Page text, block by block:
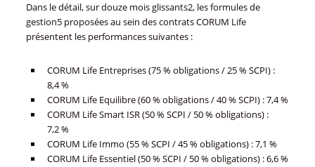
Dans le détail, sur douze mois glissants2, les formules de
gestion5 proposées au sein des contrats CORUM Life
présentent les performances suivantes :
CORUM Life Entreprises (75 % obligations / 25 % SCPI) :
8,4 %
CORUM Life Equilibre (60 % obligations / 40 % SCPI) : 7,4 %
CORUM Life Smart ISR (50 % SCPI / 50 % obligations) :
7,2 %
CORUM Life Immo (55 % SCPI / 45 % obligations) : 7,1 %
CORUM Life Essentiel (50 % SCPI / 50 % obligations) : 6,6 %